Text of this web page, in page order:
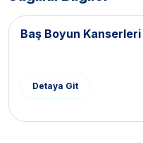
Baş Boyun
Detaya Git